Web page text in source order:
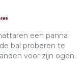
een panna
bal proberen te
voor zijn ogen.